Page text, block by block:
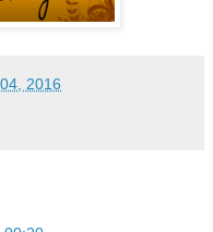
2016